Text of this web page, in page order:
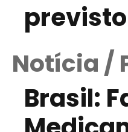
Notícia /
Brasil: